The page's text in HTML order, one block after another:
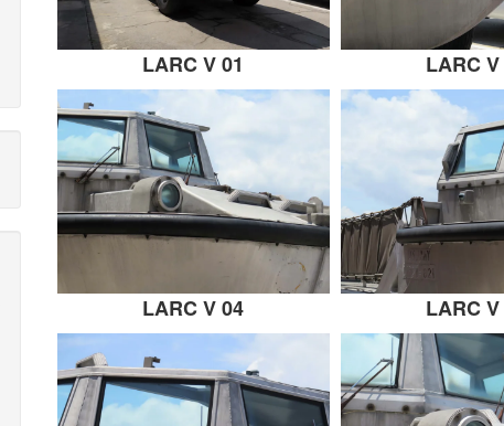
LARC V 01 LARC
LARC V 04 LARC